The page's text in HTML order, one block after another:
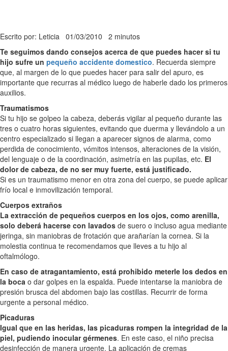
Escrito por: Leticia 01/03/2010 2 minutos
Te seguimos dando consejos acerca de que puedes hacer si tu
hijo sufre un pequeño accidente domestico. Recuerda siempre
que, al margen de lo que puedes hacer para salir del apuro, es
importante que recurras al médico luego de haberle dado los primeros
auxilios.
Traumatismos
Si tu hijo se golpeo la cabeza, deberás vigilar al pequeño durante las
tres o cuatro horas siguientes, evitando que duerma y llevándolo a un
centro especializado si llegan a aparecer signos de alarma, como
perdida de conocimiento, vómitos intensos, alteraciones de la visión,
del lenguaje o de la coordinación, asimetría en las pupilas, etc. El
dolor de cabeza, de no ser muy fuerte, está justificado.
Si es un traumatismo menor en otra zona del cuerpo, se puede aplicar
frío local e inmovilización temporal.
Cuerpos extraños
La extracción de pequeños cuerpos en los ojos, como arenilla,
solo deberá hacerse con lavados de suero o incluso agua mediante
jeringa, sin maniobras de frotación que arañarían la cornea. Si la
molestia continua te recomendamos que lleves a tu hijo al
oftalmólogo.
En caso de atragantamiento, está prohibido meterle los dedos en
la boca o dar golpes en la espalda. Puede intentarse la maniobra de
presión brusca del abdomen bajo las costillas. Recurrir de forma
urgente a personal médico.
Picaduras
Igual que en las heridas, las picaduras rompen la integridad de la
piel, pudiendo inocular gérmenes. En este caso, el niño precisa
desinfección de manera urgente. La aplicación de cremas